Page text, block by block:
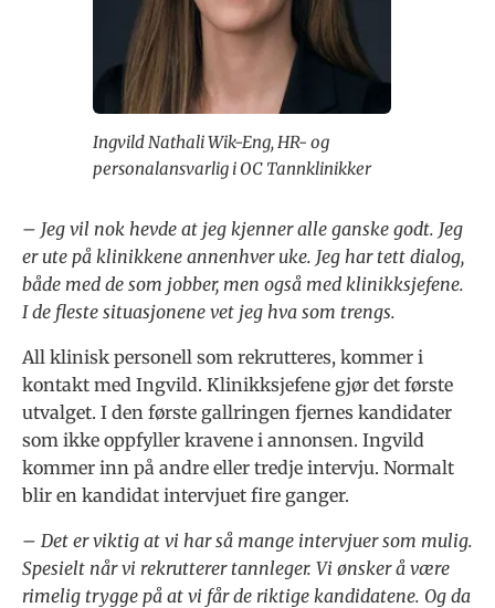
Ingvild Nathali Wik-Eng, HR- og
personalansvarlig i OC Tannklinikker
– Jeg vil nok hevde at jeg kjenner alle ganske godt. Jeg
er ute på klinikkene annenhver uke. Jeg har tett dialog,
både med de som jobber, men også med klinikksjefene.
I de fleste situasjonene vet jeg hva som trengs.
All klinisk personell som rekrutteres, kommer i
kontakt med Ingvild. Klinikksjefene gjør det første
utvalget. I den første gallringen fjernes kandidater
som ikke oppfyller kravene i annonsen. Ingvild
kommer inn på andre eller tredje intervju. Normalt
blir en kandidat intervjuet fire ganger.
– Det er viktig at vi har så mange intervjuer som mulig.
Spesielt når vi rekrutterer tannleger. Vi ønsker å være
rimelig trygge på at vi får de riktige kandidatene. Og da